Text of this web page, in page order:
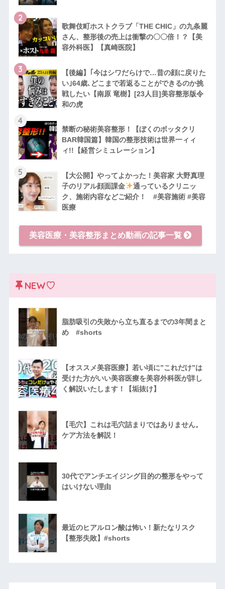
2
歌舞伎町ホストクラブ「THE CHIC」の九条麗
さん、整形後の売上は衝撃の〇〇倍！？【美
容外科医】【真崎医院】
3
【後編】｢今はシワだらけで…昔の顔に戻りた
い｣64歳､どこまで若返ることができるのか挑
戦したい【南原 竜樹】[23人目]美容整形版令
和の虎
4
禁断の秘術美容整形！【ぼくのボッタクリ
BAR韓国篇】韓国の整形技術は世界一ィィ
ィ!!【経営シミュレーション】
5
【大公開】やってよかった！美容家 大野真理
子のリアル顔面課金
通っているクリニッ
ク、施術内容などご紹介！ #美容施術 #美容
医療
美容医療・美容整形まとめ動画の記事一覧
NEW♡
脂肪吸引の失敗から立ち直るまでの3年間まと
め #shorts
【オススメ美容医療】若い頃に”これだけ”は
受けた方がいい美容医療を美容外科医が詳し
く解説いたします！【垢抜け】
【毛穴】これは毛穴詰まりではありません。
ケア方法を解説！
30代でアンチエイジング目的の整形をやって
はいけない理由
最近のヒアルロン酸は怖い！新たなリスク
【整形失敗】#shorts